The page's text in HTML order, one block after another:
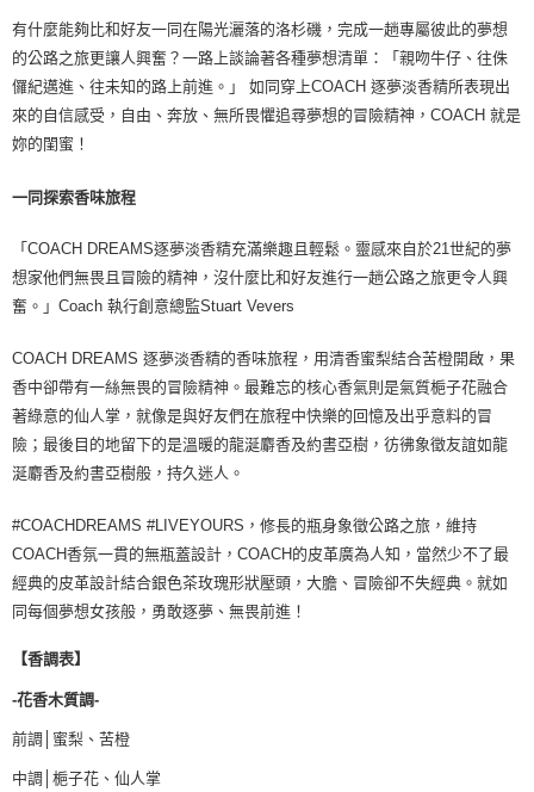
有什麼能夠比和好友一同在陽光灑落的洛杉磯，完成一趟專屬彼此的夢想
的公路之旅更讓人興奮？一路上談論著各種夢想清單：「親吻牛仔、往侏
儸紀邁進、往未知的路上前進。」 如同穿上COACH 逐夢淡香精所表現出
來的自信感受，自由、奔放、無所畏懼追尋夢想的冒險精神，COACH 就是
妳的閨蜜！
一同探索香味旅程
「COACH DREAMS逐夢淡香精充滿樂趣且輕鬆。靈感來自於21世紀的夢
想家他們無畏且冒險的精神，沒什麼比和好友進行一趟公路之旅更令人興
奮。」Coach 執行創意總監Stuart Vevers
COACH DREAMS 逐夢淡香精的香味旅程，用清香蜜梨結合苦橙開啟，果
香中卻帶有一絲無畏的冒險精神。最難忘的核心香氣則是氣質梔子花融合
著綠意的仙人掌，就像是與好友們在旅程中快樂的回憶及出乎意料的冒
險；最後目的地留下的是溫暖的龍涎麝香及約書亞樹，彷彿象徵友誼如龍
涎麝香及約書亞樹般，持久迷人。
#COACHDREAMS #LIVEYOURS，修長的瓶身象徵公路之旅，維持
COACH香氛一貫的無瓶蓋設計，COACH的皮革廣為人知，當然少不了最
經典的皮革設計結合銀色茶玫瑰形狀壓頭，大膽、冒險卻不失經典。就如
同每個夢想女孩般，勇敢逐夢、無畏前進！
【香調表】
-花香木質調-
前調│蜜梨、苦橙
中調│梔子花、仙人掌